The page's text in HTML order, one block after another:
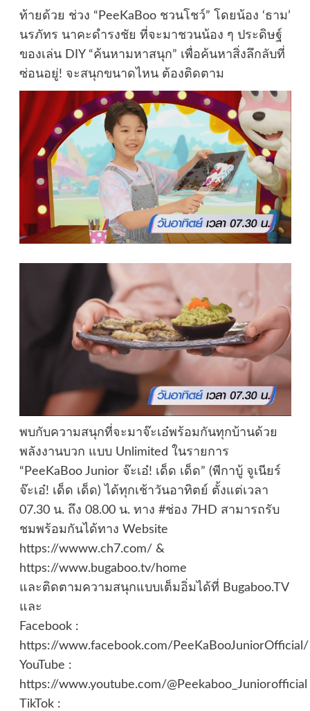
ท้ายด้วย ช่วง “PeeKaBoo ชวนโชว์” โดยน้อง ‘ธาม’
นรภัทร นาคะดำรงชัย ที่จะมาชวนน้อง ๆ ประดิษฐ์
ของเล่น DIY “ค้นหามหาสนุก” เพื่อค้นหาสิ่งลึกลับที่
ซ่อนอยู่! จะสนุกขนาดไหน ต้องติดตาม
พบกับความสนุกที่จะมาจ๊ะเอ๋พร้อมกันทุกบ้านด้วย
พลังงานบวก แบบ Unlimited ในรายการ
“PeeKaBoo Junior จ๊ะเอ๋! เด็ด เด็ด” (พีกาบู้ จูเนียร์
จ๊ะเอ๋! เด็ด เด็ด) ได้ทุกเช้าวันอาทิตย์ ตั้งแต่เวลา
07.30 น. ถึง 08.00 น. ทาง #ช่อง 7HD สามารถรับ
ชมพร้อมกันได้ทาง Website
https://wwww.ch7.com/ &
https://www.bugaboo.tv/home
และติดตามความสนุกแบบเต็มอิ่มได้ที่ Bugaboo.TV
และ
Facebook :
https://www.facebook.com/PeeKaBooJuniorOfficial/
YouTube :
https://www.youtube.com/@Peekaboo_Juniorofficial
TikTok :